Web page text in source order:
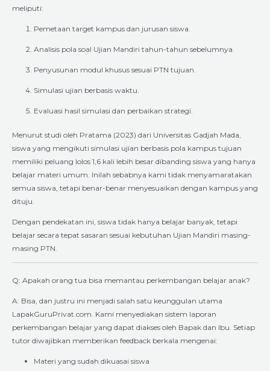
meliputi:
Pemetaan target kampus dan jurusan siswa.
Analisis pola soal Ujian Mandiri tahun-tahun sebelumnya.
Penyusunan modul khusus sesuai PTN tujuan.
Simulasi ujian berbasis waktu.
Evaluasi hasil simulasi dan perbaikan strategi.
Menurut studi oleh Pratama (2023) dari Universitas Gadjah Mada,
siswa yang mengikuti simulasi ujian berbasis pola kampus tujuan
memiliki peluang lolos 1,6 kali lebih besar dibanding siswa yang hanya
belajar materi umum. Inilah sebabnya kami tidak menyamaratakan
semua siswa, tetapi benar-benar menyesuaikan dengan kampus yang
dituju.
Dengan pendekatan ini, siswa tidak hanya belajar banyak, tetapi
belajar secara tepat sasaran sesuai kebutuhan Ujian Mandiri masing-
masing PTN.
Q: Apakah orang tua bisa memantau perkembangan belajar anak?
A: Bisa, dan justru ini menjadi salah satu keunggulan utama
LapakGuruPrivat.com. Kami menyediakan sistem laporan
perkembangan belajar yang dapat diakses oleh Bapak dan Ibu. Setiap
tutor diwajibkan memberikan feedback berkala mengenai:
Materi yang sudah dikuasai siswa